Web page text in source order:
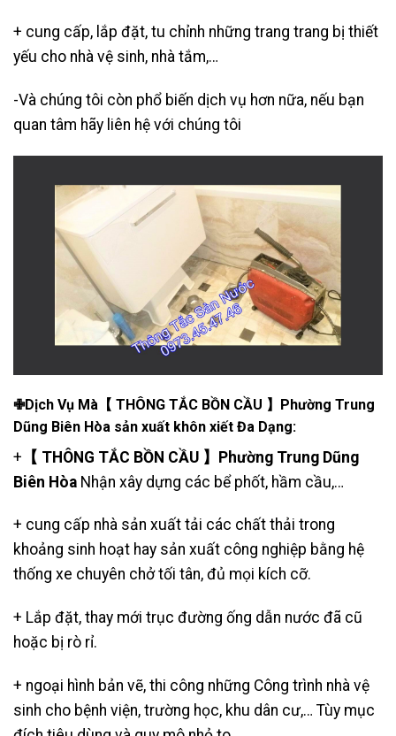
+ cung cấp, lắp đặt, tu chỉnh những trang trang bị thiết
yếu cho nhà vệ sinh, nhà tắm,…
-Và chúng tôi còn phổ biến dịch vụ hơn nữa, nếu bạn
quan tâm hãy liên hệ với chúng tôi
✙Dịch Vụ Mà【 THÔNG TẮC BỒN CẦU 】Phường Trung
Dũng Biên Hòa sản xuất khôn xiết Đa Dạng:
+ 【 THÔNG TẮC BỒN CẦU 】Phường Trung Dũng
Biên Hòa Nhận xây dựng các bể phốt, hầm cầu,…
+ cung cấp nhà sản xuất tải các chất thải trong
khoảng sinh hoạt hay sản xuất công nghiệp bằng hệ
thống xe chuyên chở tối tân, đủ mọi kích cỡ.
+ Lắp đặt, thay mới trục đường ống dẫn nước đã cũ
hoặc bị rò rỉ.
+ ngoại hình bản vẽ, thi công những Công trình nhà vệ
sinh cho bệnh viện, trường học, khu dân cư,… Tùy mục